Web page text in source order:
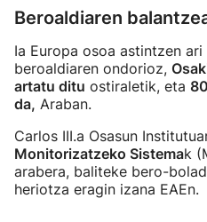
Beroaldiaren
Ia Europa osoa astintzen ari
beroaldiaren ondorioz,
artatu ditu ostiraletik, eta
da, Araban.
Carlos III.a Osasun
Monitorizatzeko Sistemak
arabera, baliteke bero-
heriotza eragin izana EAEn.